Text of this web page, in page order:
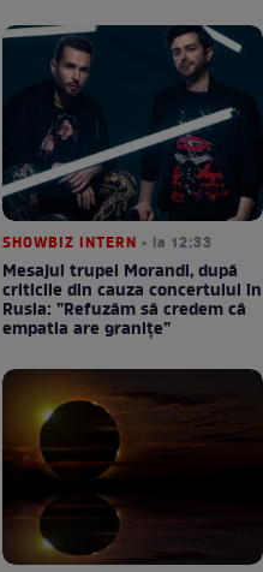
SHOWBIZ INTERN • la 12:33
Mesajul trupei Morandi, după
criticile din cauza concertului în
Rusia: ”Refuzăm să credem că
empatia are granițe”